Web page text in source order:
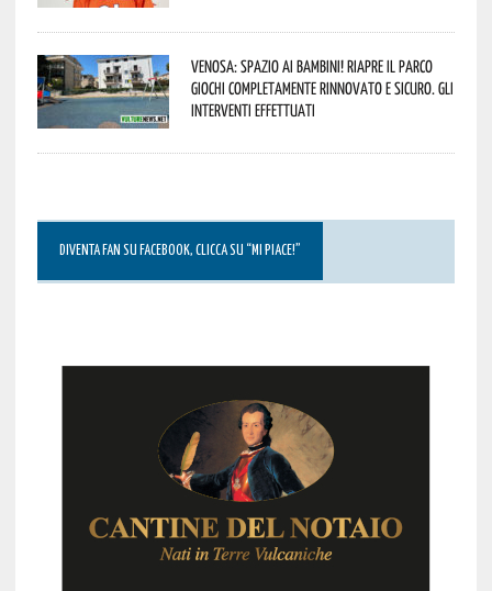
Venosa: spazio ai bambini! Riapre il Parco
Giochi completamente rinnovato e sicuro. Gli
interventi effettuati
DIVENTA FAN SU FACEBOOK, CLICCA SU “MI PIACE!”